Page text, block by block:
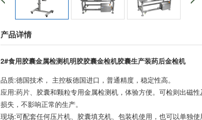
产品详情
2#食用胶囊金属检测机明胶胶囊金检机胶囊生产装药后金检机
品质:德国技术， 主控板德国进口，普通精度，稳定性高。
应用:药片、胶囊和颗粒专用金属检测机，体验方便。可检则出磁
损失，不影响正常的生产。
现场:可配套任何压片机、胶囊填充机、包装机使用，也可以单独使